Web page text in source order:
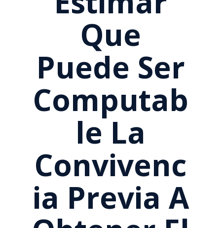
Que
Puede Ser
Computab
Le La
Convivenc
Ia Previa A